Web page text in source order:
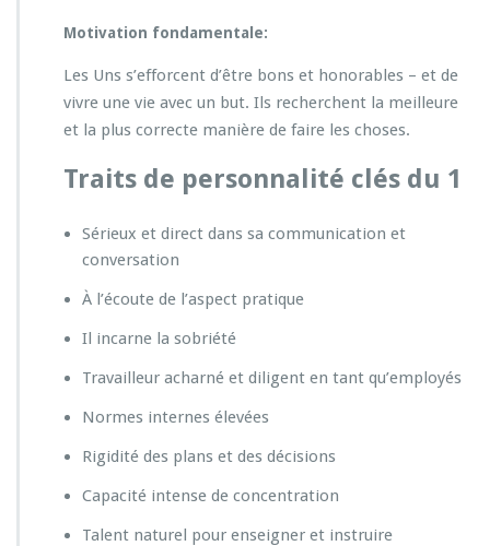
Motivation fondamentale:
Les Uns s’efforcent d’être bons et honorables – et de
vivre une vie avec un but. Ils recherchent la meilleure
et la plus correcte manière de faire les choses.
Traits de personnalité clés du 1
Sérieux et direct dans sa communication et
conversation
À l’écoute de l’aspect pratique
Il incarne la sobriété
Travailleur acharné et diligent en tant qu’employés
Normes internes élevées
Rigidité des plans et des décisions
Capacité intense de concentration
Talent naturel pour enseigner et instruire